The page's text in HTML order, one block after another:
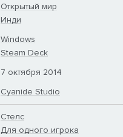
Открытый мир
Инди
Windows
Steam Deck
7 октября 2014
Cyanide Studio
Стелс
Для одного игрока